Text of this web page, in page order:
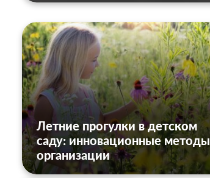
Летние прогулки в детском
саду: инновационные методы
организации